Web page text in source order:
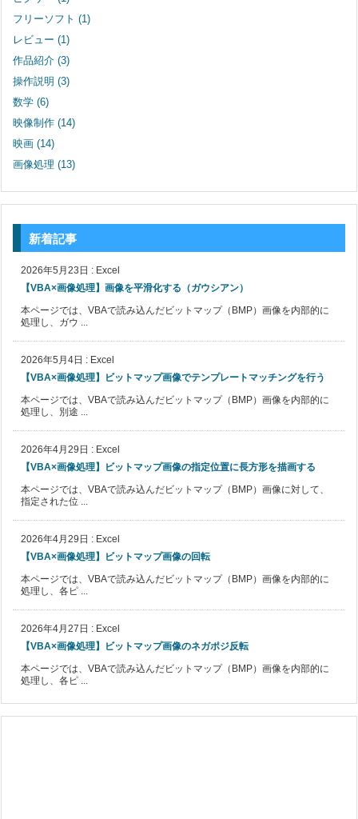
フリーソフト (1)
レビュー (1)
作品紹介 (3)
操作説明 (3)
数学 (6)
映像制作 (14)
映画 (14)
画像処理 (13)
新着記事
2026年5月23日 : Excel
【VBA×画像処理】画像を平滑化する（ガウシアン）
本ページでは、VBAで読み込んだビットマップ（BMP）画像を内部的に
処理し、ガウ ...
2026年5月4日 : Excel
【VBA×画像処理】ビットマップ画像でテンプレートマッチングを行う
本ページでは、VBAで読み込んだビットマップ（BMP）画像を内部的に
処理し、別途 ...
2026年4月29日 : Excel
【VBA×画像処理】ビットマップ画像の指定位置に長方形を描画する
本ページでは、VBAで読み込んだビットマップ（BMP）画像に対して、
指定された位 ...
2026年4月29日 : Excel
【VBA×画像処理】ビットマップ画像の回転
本ページでは、VBAで読み込んだビットマップ（BMP）画像を内部的に
処理し、各ピ ...
2026年4月27日 : Excel
【VBA×画像処理】ビットマップ画像のネガポジ反転
本ページでは、VBAで読み込んだビットマップ（BMP）画像を内部的に
処理し、各ピ ...